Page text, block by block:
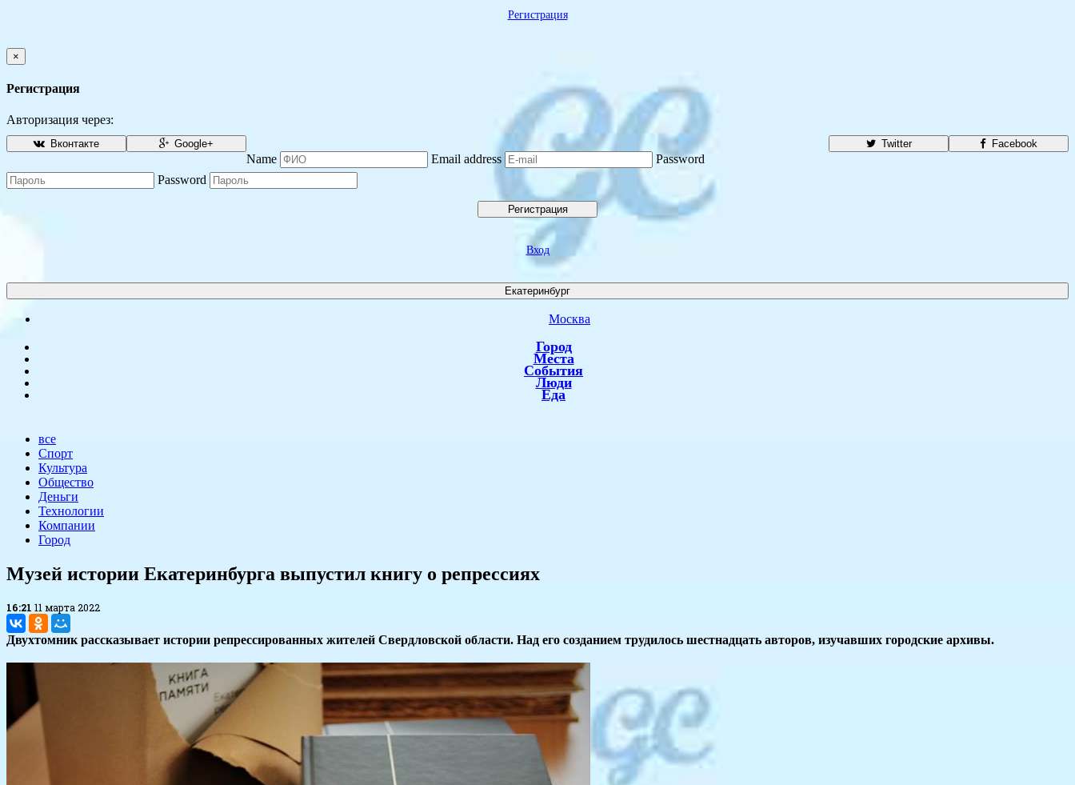
Регистрация
×
Регистрация
Авторизация через:
Facebook
Вконтакте Twitter
Google+
Name Email address
Password
Password
Регистрация
Вход
Екатеринбург
Москва
Город
Места
События
Люди
Еда
все
Спорт
Культура
Общество
Деньги
Технологии
Компании
Город
Музей истории Екатеринбурга выпустил книгу о репрессиях
16:21 11 марта 2022
Двухтомник рассказывает истории репрессированных жителей Свердловской области. Над его созданием трудилось шестнадцать авторов, изучавших городские архивы.